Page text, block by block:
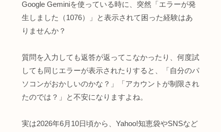
Google Geminiを使っている時に、突然「エラーが発
生しました（1076）」と表示されて困った経験はあ
りませんか？
質問を入力しても返答が返ってこなかったり、何度試
しても同じエラーが表示されたりすると、「自分のパ
ソコンがおかしいのかな？」「アカウントが制限され
たのでは？」と不安になりますよね。
実は2026年6月10日頃から、Yahoo!知恵袋やSNSなど